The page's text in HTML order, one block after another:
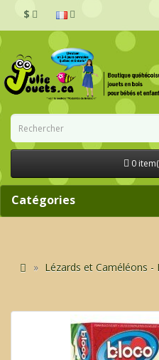
$
0
Catégories
Lézards et Caméléons -